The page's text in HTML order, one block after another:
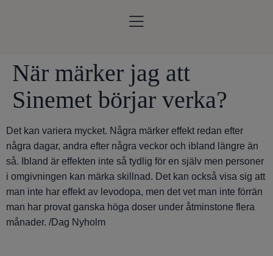
När märker jag att
Sinemet börjar verka?
Det kan variera mycket. Några märker effekt redan efter
några dagar, andra efter några veckor och ibland längre än
så. Ibland är effekten inte så tydlig för en själv men personer
i omgivningen kan märka skillnad. Det kan också visa sig att
man inte har effekt av levodopa, men det vet man inte förrän
man har provat ganska höga doser under åtminstone flera
månader. /Dag Nyholm